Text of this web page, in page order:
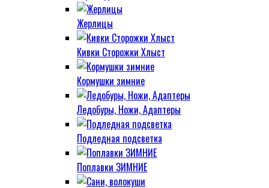
Жерлицы
Кивки Сторожки Хлыст
Кормушки зимние
Ледобуры, Ножи, Адаптеры
Подледная подсветка
Поплавки ЗИМНИЕ